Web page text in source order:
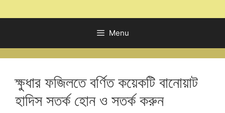
Menu
ক্ষুধার ফজিলতে বর্ণিত কয়েকটি বানোয়াট
হাদিস সতর্ক হোন ও সতর্ক করুন